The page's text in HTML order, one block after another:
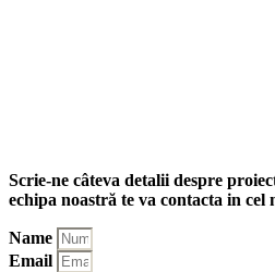
Scrie-ne câteva detalii despre
echipa noastră te va contacta in cel
Name
Email